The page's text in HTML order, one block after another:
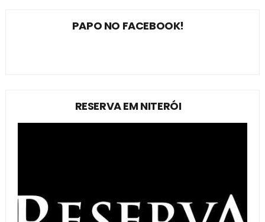
PAPO NO FACEBOOK!
RESERVA EM NITERÓI